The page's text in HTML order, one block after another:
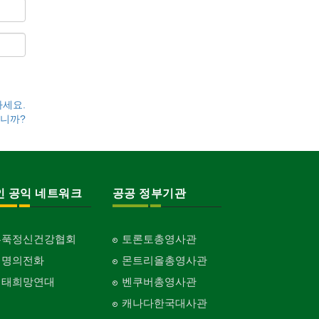
요.
까?
공익 네트워크
정신건강협회
의전화
희망연대
공공 정부기관
토론토총영사관
몬트리올총영사관
벤쿠버총영사관
캐나다한국대사관